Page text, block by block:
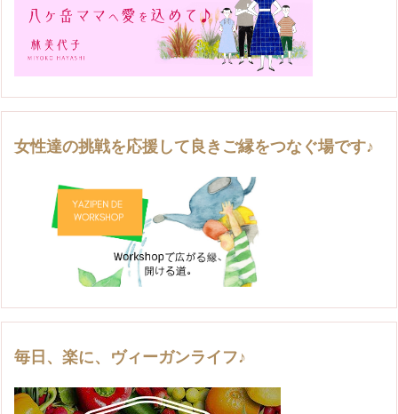
女性達の挑戦を応援して良きご縁をつなぐ場です♪
毎日、楽に、ヴィーガンライフ♪